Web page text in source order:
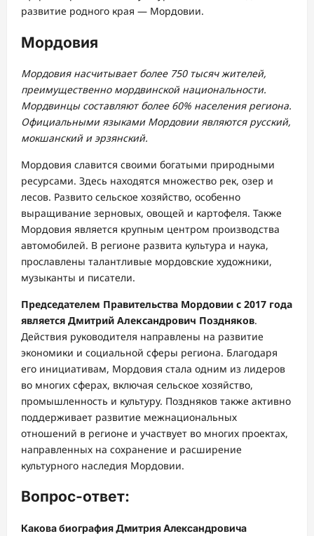
развитие родного края — Мордовии.
Мордовия
Мордовия насчитывает более 750 тысяч жителей,
преимущественно мордвинской национальности.
Мордвинцы составляют более 60% населения региона.
Официальными языками Мордовии являются русский,
мокшанский и эрзянский.
Мордовия славится своими богатыми природными
ресурсами. Здесь находятся множество рек, озер и
лесов. Развито сельское хозяйство, особенно
выращивание зерновых, овощей и картофеля. Также
Мордовия является крупным центром производства
автомобилей. В регионе развита культура и наука,
прославлены талантливые мордовские художники,
музыканты и писатели.
Председателем Правительства Мордовии с 2017 года
является Дмитрий Александрович Поздняков.
Действия руководителя направлены на развитие
экономики и социальной сферы региона. Благодаря
его инициативам, Мордовия стала одним из лидеров
во многих сферах, включая сельское хозяйство,
промышленность и культуру. Поздняков также активно
поддерживает развитие межнациональных
отношений в регионе и участвует во многих проектах,
направленных на сохранение и расширение
культурного наследия Мордовии.
Вопрос-ответ:
Какова биография Дмитрия Александровича